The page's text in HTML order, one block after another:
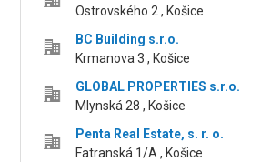
Ostrovského 2 , Košice
BC Building s.r.o.
Krmanova 3 , Košice
GLOBAL PROPERTIES s.r.o.
Mlynská 28 , Košice
Penta Real Estate, s. r. o.
Fatranská 1/A , Košice